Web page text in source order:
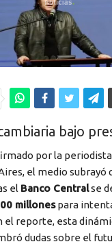
bajo
por la periodista
el medio subrayó
el Banco Centralse
millonespara
el reporte, esta
dudas sobre el